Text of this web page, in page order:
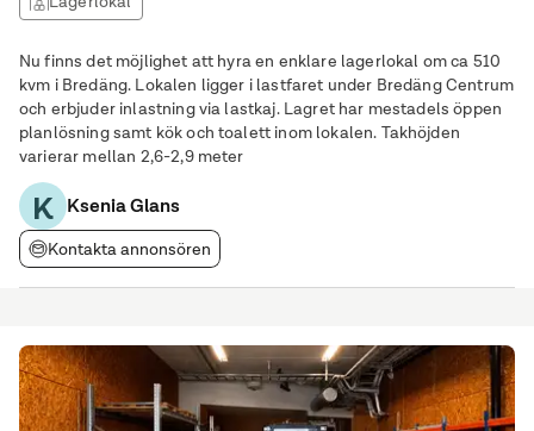
Nu finns det möjlighet att hyra en enklare lagerlokal om ca 510
kvm i Bredäng. Lokalen ligger i lastfaret under Bredäng Centrum
och erbjuder inlastning via lastkaj. Lagret har mestadels öppen
planlösning samt kök och toalett inom lokalen. Takhöjden
varierar mellan 2,6-2,9 meter
K Ksenia Glans
Kontakta annonsören